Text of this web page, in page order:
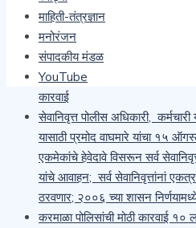
माहिती-तंत्रज्ञान
मनोरंजन
संपादकीय मंडळ
YouTube
साजरी
कारगिल भवना वरती चिखल फेक करून
देशद्रोहाचा गुन्हा दाखल करा- मेजर
खैराच्या सोलीव लाकडाची अवैध वाहतूक
कारवाई
सेवानिवृत्त पोलीस अधिकारी,
यासाठी प्रमोद वाघमारे यांचा १५
एकमेकांचे हेवेदावे विसरून सर्व
यांचे आवाहन; सर्व सेवानिवृत्तांनां
ठरवणार; २००६ च्या शासन
करमाळा पोलिसांची मोठी कारवाई